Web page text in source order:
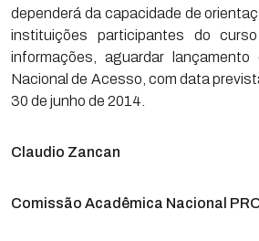
dependerá da capacidade de
instituições participantes do
informações, aguardar
Nacional de Acesso, com data
30 de junho de 2014.
Claudio Zancan
Comissão Acadêmica Nacional